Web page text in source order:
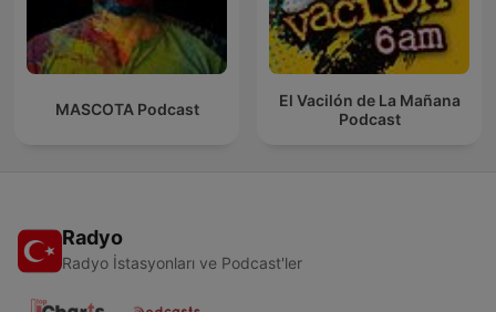
MASCOTA Podcast
El Vacilón de La Mañana
Podcast
Radyo
Radyo İstasyonları ve Podcast'ler